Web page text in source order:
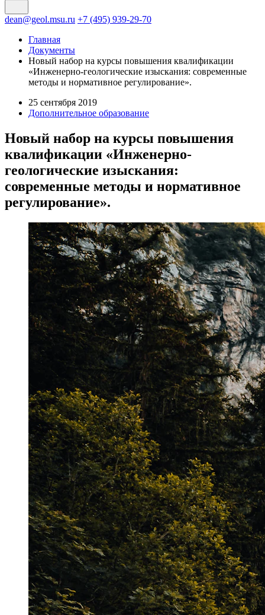
dean@geol.msu.ru +7 (495) 939-29-70
Главная
Документы
Новый набор на курсы повышения квалификации
«Инженерно-геологические изыскания: современные
методы и нормативное регулирование».
25 сентября 2019
Дополнительное образование
Новый набор на курсы повышения
квалификации «Инженерно-
геологические изыскания:
современные методы и нормативное
регулирование».